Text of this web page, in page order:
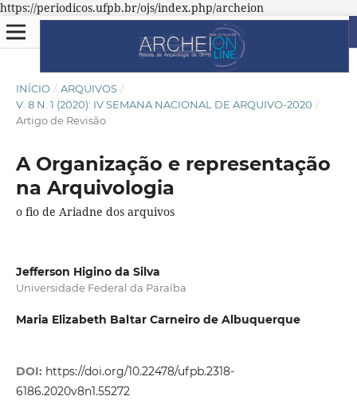
https://periodicos.ufpb.br/ojs/index.php/archeion
INÍCIO / ARQUIVOS /
V. 8 N. 1 (2020): IV SEMANA NACIONAL DE ARQUIVO-2020 /
Artigo de Revisão
A Organização e representação
na Arquivologia
o fio de Ariadne dos arquivos
Jefferson Higino da Silva
Universidade Federal da Paraíba
Maria Elizabeth Baltar Carneiro de Albuquerque
DOI: https://doi.org/10.22478/ufpb.2318-
6186.2020v8n1.55272